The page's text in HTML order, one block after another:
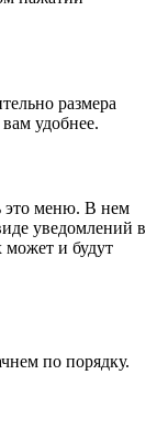
размера
удобнее.
это меню. В нем
уведомлений в
может и будут
по порядку.